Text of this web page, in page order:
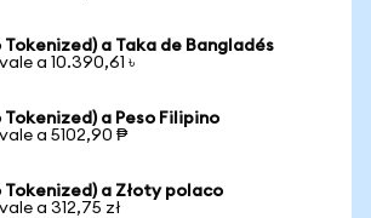
Tokenized) a Taka de Bangladés
a 10.390,61 ৳
a Peso Filipino
a 5102,90 ₱
Tokenized) a Złoty polaco
a 312,75 zł